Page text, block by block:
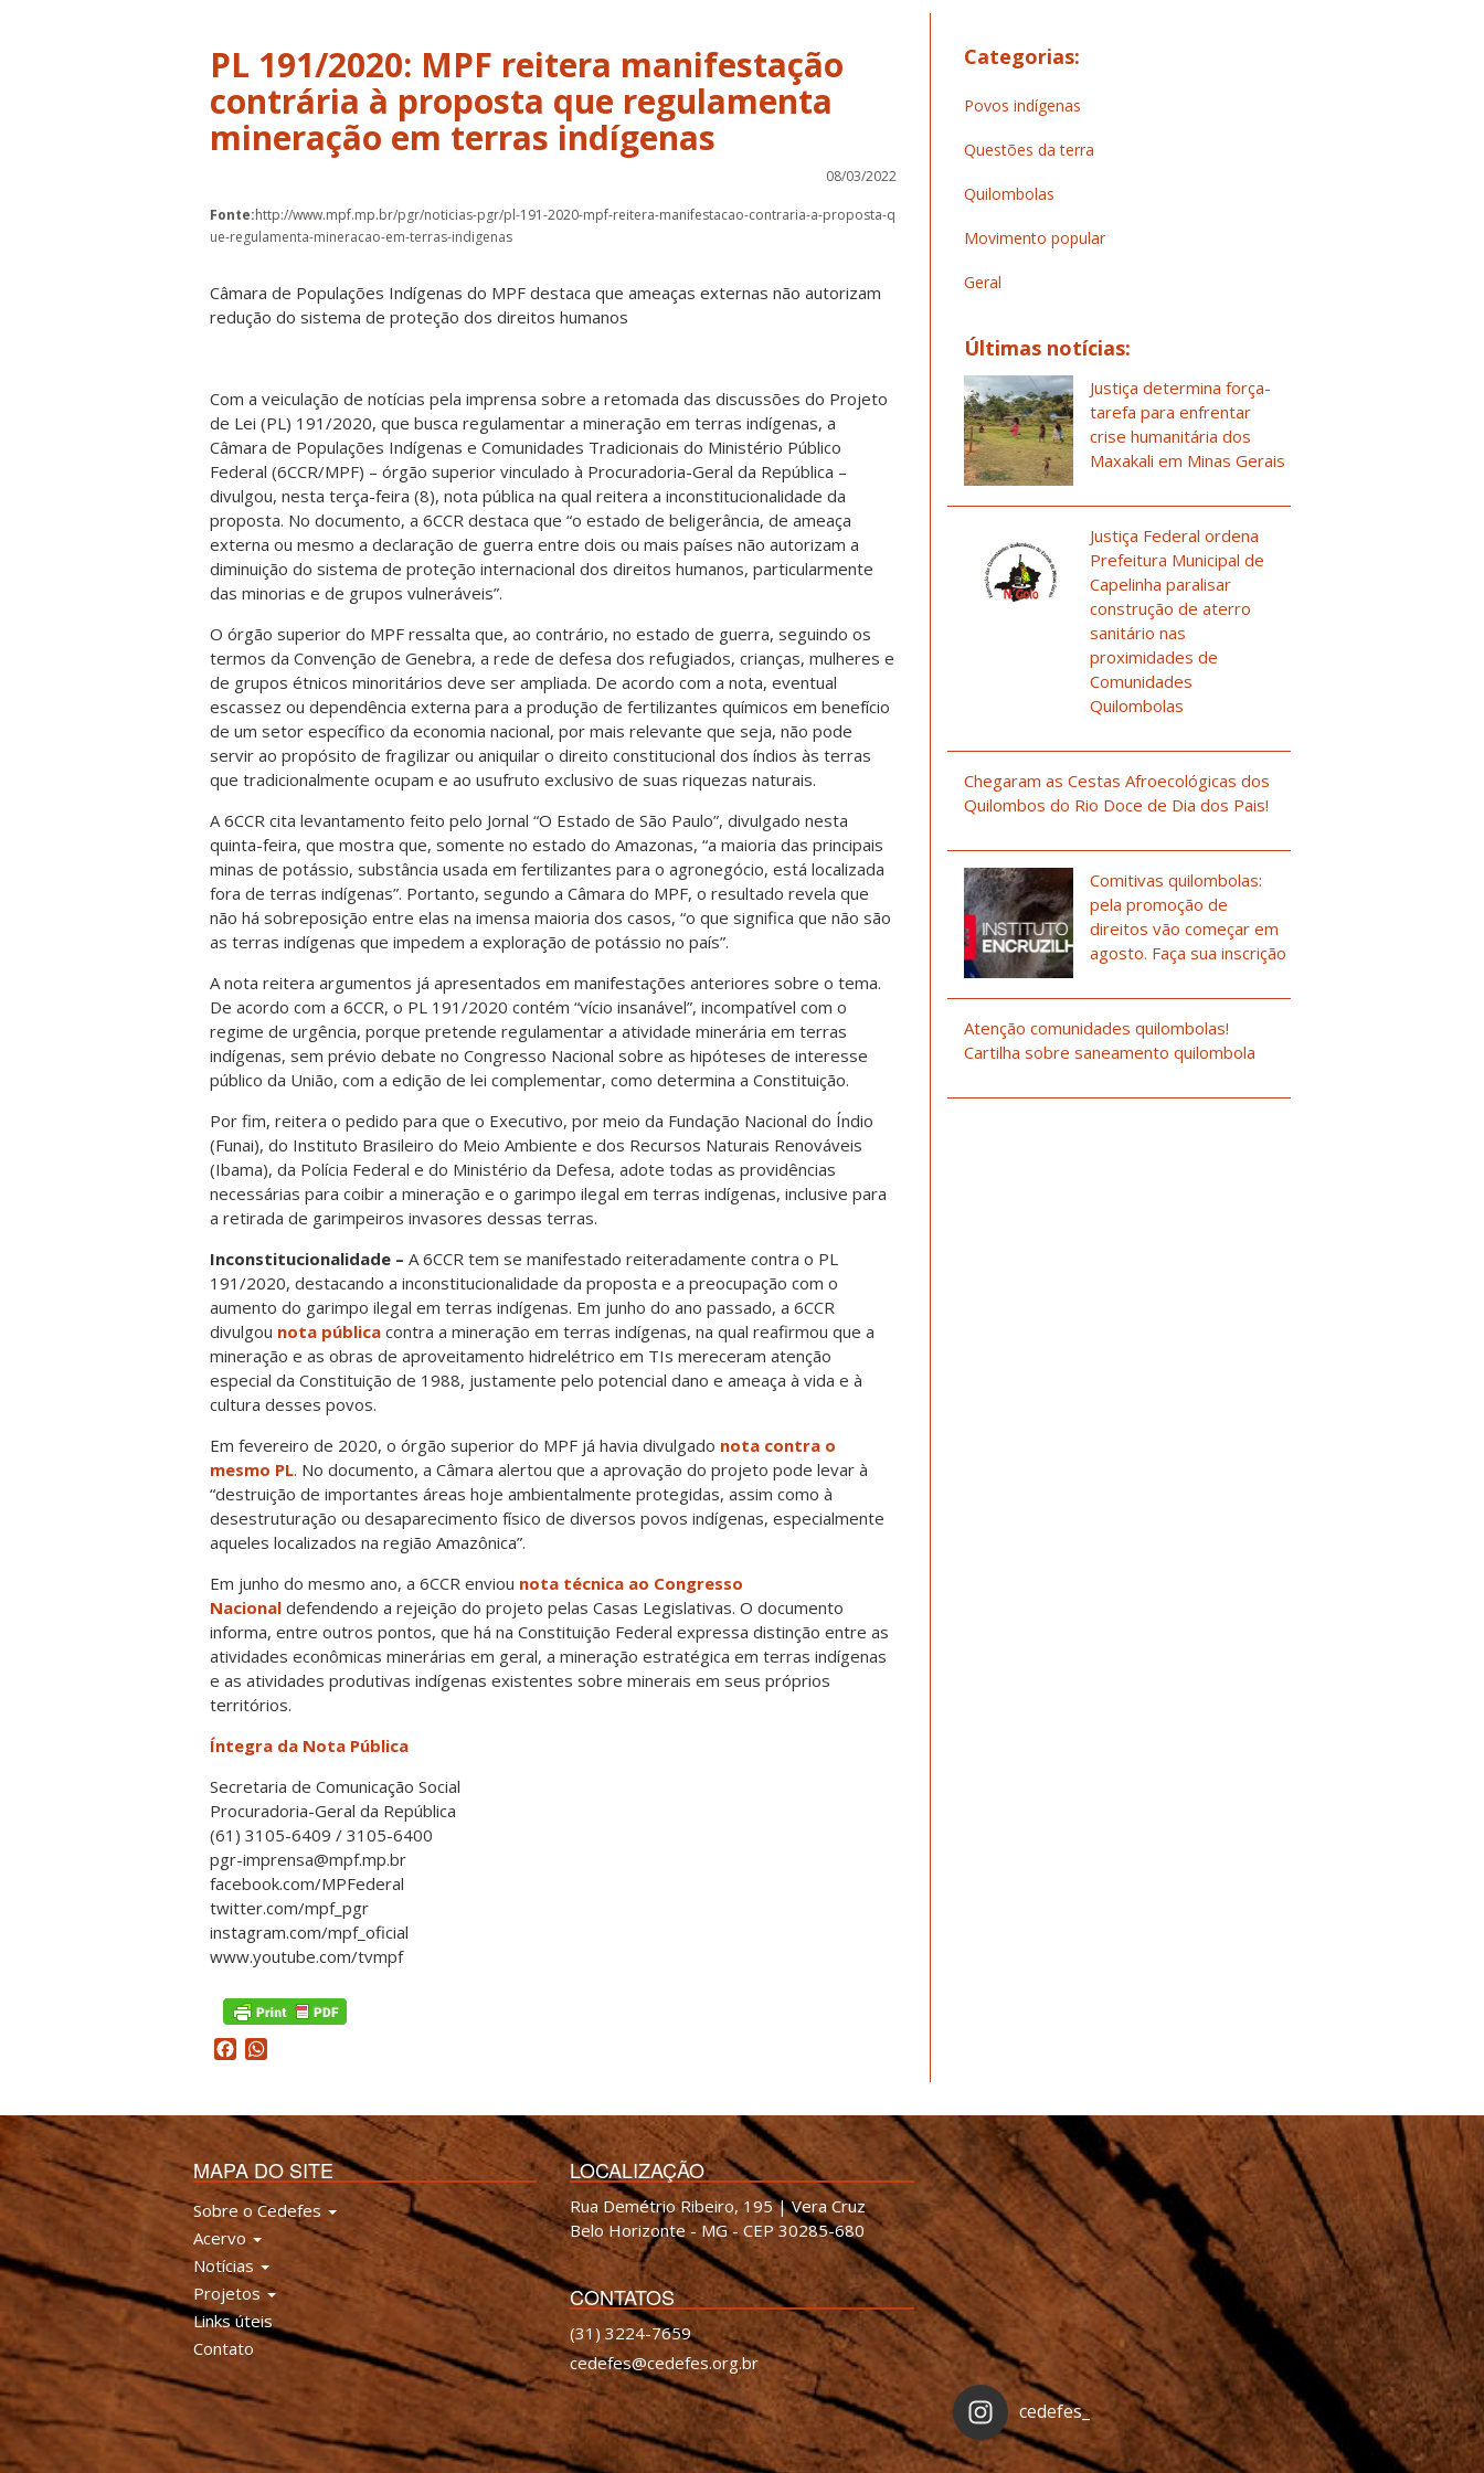
PL 191/2020: MPF reitera manifestação
contrária à proposta que regulamenta
mineração em terras indígenas
08/03/2022
Fonte:http://www.mpf.mp.br/pgr/noticias-pgr/pl-191-2020-mpf-reitera-manifestacao-contraria-a-proposta-q
ue-regulamenta-mineracao-em-terras-indigenas
Câmara de Populações Indígenas do MPF destaca que ameaças externas não autorizam
redução do sistema de proteção dos direitos humanos
Com a veiculação de notícias pela imprensa sobre a retomada das discussões do Projeto
de Lei (PL) 191/2020, que busca regulamentar a mineração em terras indígenas, a
Câmara de Populações Indígenas e Comunidades Tradicionais do Ministério Público
Federal (6CCR/MPF) – órgão superior vinculado à Procuradoria-Geral da República –
divulgou, nesta terça-feira (8), nota pública na qual reitera a inconstitucionalidade da
proposta. No documento, a 6CCR destaca que “o estado de beligerância, de ameaça
externa ou mesmo a declaração de guerra entre dois ou mais países não autorizam a
diminuição do sistema de proteção internacional dos direitos humanos, particularmente
das minorias e de grupos vulneráveis”.
O órgão superior do MPF ressalta que, ao contrário, no estado de guerra, seguindo os
termos da Convenção de Genebra, a rede de defesa dos refugiados, crianças, mulheres e
de grupos étnicos minoritários deve ser ampliada. De acordo com a nota, eventual
escassez ou dependência externa para a produção de fertilizantes químicos em benefício
de um setor específico da economia nacional, por mais relevante que seja, não pode
servir ao propósito de fragilizar ou aniquilar o direito constitucional dos índios às terras
que tradicionalmente ocupam e ao usufruto exclusivo de suas riquezas naturais.
A 6CCR cita levantamento feito pelo Jornal “O Estado de São Paulo”, divulgado nesta
quinta-feira, que mostra que, somente no estado do Amazonas, “a maioria das principais
minas de potássio, substância usada em fertilizantes para o agronegócio, está localizada
fora de terras indígenas”. Portanto, segundo a Câmara do MPF, o resultado revela que
não há sobreposição entre elas na imensa maioria dos casos, “o que significa que não são
as terras indígenas que impedem a exploração de potássio no país”.
A nota reitera argumentos já apresentados em manifestações anteriores sobre o tema.
De acordo com a 6CCR, o PL 191/2020 contém “vício insanável”, incompatível com o
regime de urgência, porque pretende regulamentar a atividade minerária em terras
indígenas, sem prévio debate no Congresso Nacional sobre as hipóteses de interesse
público da União, com a edição de lei complementar, como determina a Constituição.
Por fim, reitera o pedido para que o Executivo, por meio da Fundação Nacional do Índio
(Funai), do Instituto Brasileiro do Meio Ambiente e dos Recursos Naturais Renováveis
(Ibama), da Polícia Federal e do Ministério da Defesa, adote todas as providências
necessárias para coibir a mineração e o garimpo ilegal em terras indígenas, inclusive para
a retirada de garimpeiros invasores dessas terras.
Inconstitucionalidade – A 6CCR tem se manifestado reiteradamente contra o PL
191/2020, destacando a inconstitucionalidade da proposta e a preocupação com o
aumento do garimpo ilegal em terras indígenas. Em junho do ano passado, a 6CCR
divulgou nota pública contra a mineração em terras indígenas, na qual reafirmou que a
mineração e as obras de aproveitamento hidrelétrico em TIs mereceram atenção
especial da Constituição de 1988, justamente pelo potencial dano e ameaça à vida e à
cultura desses povos.
Em fevereiro de 2020, o órgão superior do MPF já havia divulgado nota contra o
mesmo PL. No documento, a Câmara alertou que a aprovação do projeto pode levar à
“destruição de importantes áreas hoje ambientalmente protegidas, assim como à
desestruturação ou desaparecimento físico de diversos povos indígenas, especialmente
aqueles localizados na região Amazônica”.
Em junho do mesmo ano, a 6CCR enviou nota técnica ao Congresso
Nacional defendendo a rejeição do projeto pelas Casas Legislativas. O documento
informa, entre outros pontos, que há na Constituição Federal expressa distinção entre as
atividades econômicas minerárias em geral, a mineração estratégica em terras indígenas
e as atividades produtivas indígenas existentes sobre minerais em seus próprios
territórios.
Íntegra da Nota Pública
Secretaria de Comunicação Social
Procuradoria-Geral da República
(61) 3105-6409 / 3105-6400
pgr-imprensa@mpf.mp.br
facebook.com/MPFederal
twitter.com/mpf_pgr
instagram.com/mpf_oficial
www.youtube.com/tvmpf
Facebook
Categorias:
Povos indígenas
Questões da terra
Quilombolas
Movimento popular
Geral
Últimas notícias:
Justiça determina força-
tarefa para enfrentar
crise humanitária dos
Maxakali em Minas Gerais
Justiça Federal ordena
Prefeitura Municipal de
Capelinha paralisar
construção de aterro
sanitário nas
proximidades de
Comunidades
Quilombolas
Chegaram as Cestas Afroecológicas dos
Quilombos do Rio Doce de Dia dos Pais!
Comitivas quilombolas:
pela promoção de
direitos vão começar em
agosto. Faça sua inscrição
Atenção comunidades quilombolas!
Cartilha sobre saneamento quilombola
MAPA DO SITE
Sobre o Cedefes
Acervo
Notícias
Projetos
Links úteis
Contato
LOCALIZAÇÃO
Rua Demétrio Ribeiro, 195 | Vera Cruz
Belo Horizonte - MG - CEP 30285-680
CONTATOS
(31) 3224-7659
cedefes@cedefes.org.br
cedefes_